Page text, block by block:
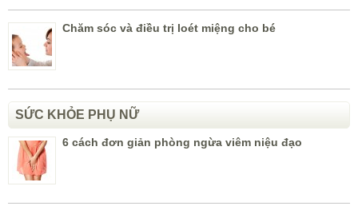
Chăm sóc và điều trị loét miệng cho bé
SỨC KHỎE PHỤ NỮ
6 cách đơn giản phòng ngừa viêm niệu đạo